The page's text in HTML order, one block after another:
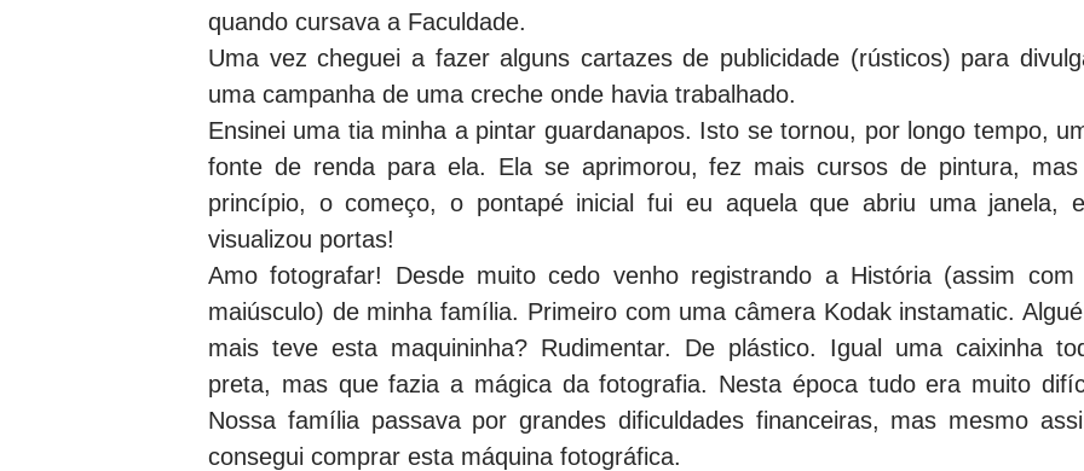
quando cursava a Faculdade.
Uma vez cheguei a fazer alguns cartazes de publicidade (rústicos) para
uma campanha de uma creche onde havia trabalhado.
Ensinei uma tia minha a pintar guardanapos. Isto se tornou, por longo tempo,
fonte de renda para ela. Ela se aprimorou, fez mais cursos de pintura,
princípio, o começo, o pontapé inicial fui eu aquela que abriu uma janela,
visualizou portas!
Amo fotografar! Desde muito cedo venho registrando a História (assim com
maiúsculo) de minha família. Primeiro com uma câmera Kodak instamatic.
mais teve esta maquininha? Rudimentar. De plástico. Igual uma caixinha
preta, mas que fazia a mágica da fotografia. Nesta época tudo era muito
Nossa família passava por grandes dificuldades financeiras, mas mesmo
consegui comprar esta máquina fotográfica.